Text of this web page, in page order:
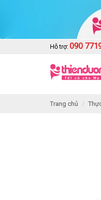
Hỗ trợ: 090
Trang chủ